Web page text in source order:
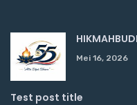
Mei 16, 2026
Test post title